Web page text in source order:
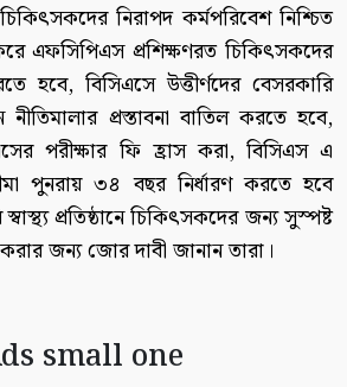
নিরাপদ কর্মপরিবেশ নিশ্চিত
এফসিপিএস প্রশিক্ষণরত চিকিৎসকদের
হবে, বিসিএসে উত্তীর্ণদের বেসরকারি
নীতিমালার প্রস্তাবনা বাতিল করতে হবে,
পরীক্ষার ফি হ্রাস করা, বিসিএস এ
পুনরায় ৩৪ বছর নির্ধারণ করতে হবে
প্রতিষ্ঠানে চিকিৎসকদের জন্য সুস্পষ্ট
জন্য জোর দাবী জানান তারা।
small one